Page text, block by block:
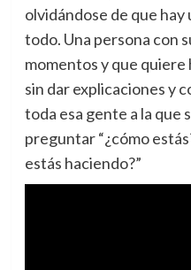
olvidándose de que
todo. Una persona con
momentos y que quiere
sin dar explicaciones y
toda esa gente a la que
preguntar “¿cómo
estás haciendo?”